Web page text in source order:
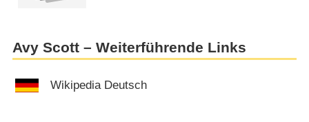
Avy Scott – Weiterführende Links
Wikipedia Deutsch